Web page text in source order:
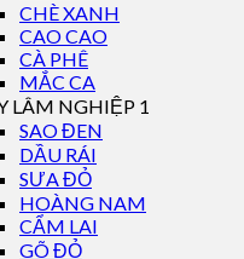
CHÈ XANH
CAO CAO
CÀ PHÊ
MẮC CA
LÂM NGHIỆP 1
SAO ĐEN
DẦU RÁI
SƯA ĐỎ
HOÀNG NAM
CẨM LAI
GÕ ĐỎ